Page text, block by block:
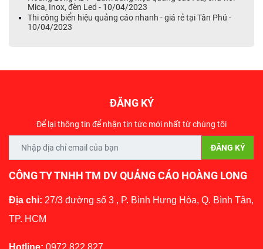
Mica, Inox, đèn Led - 10/04/2023
Thi công biển hiệu quảng cáo nhanh - giá rẻ tại Tân Phú -
10/04/2023
ĐĂNG KÝ
Để lại thông tin để nhận tin tức mới nhất từ chúng tôi
CÔNG TY TNHH TM DV QUẢNG CÁO HOÀNG LONG
Địa chỉ: 27/3 đường số 3 , P. Bình Hưng Hòa, Q. Bình Tân,
TP. HCM